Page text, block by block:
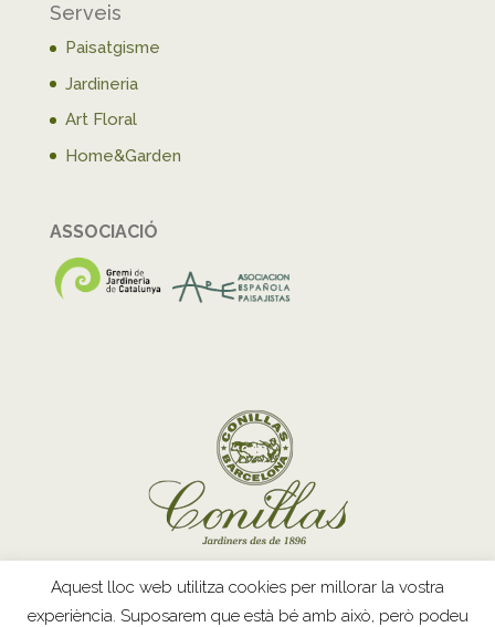
Serveis
Paisatgisme
Jardineria
Art Floral
Home&Garden
ASSOCIACIÓ
Aquest lloc web utilitza cookies per millorar la vostra
experiència. Suposarem que està bé amb això, però podeu